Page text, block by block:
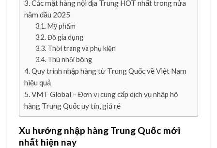
Các mặt hàng nội địa Trung HOT nhất trong nửa
năm đầu 2025
Mỹ phẩm
Đồ gia dụng
Thời trang và phụ kiện
Thú nhồi bông
Quy trình nhập hàng từ Trung Quốc về Việt Nam
hiệu quả
VMT Global – Đơn vị cung cấp dịch vụ nhập hộ
hàng Trung Quốc uy tín, giá rẻ
Xu hướng nhập hàng Trung Quốc mới
nhất hiện nay